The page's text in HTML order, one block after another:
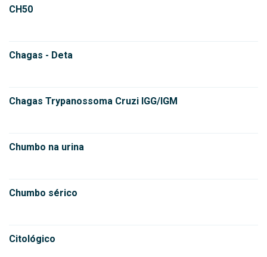
CH50
Chagas - Deta
Chagas Trypanossoma Cruzi IGG/IGM
Chumbo na urina
Chumbo sérico
Citológico